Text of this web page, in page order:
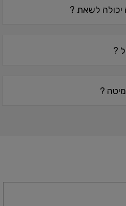
לשאת ?
?
?